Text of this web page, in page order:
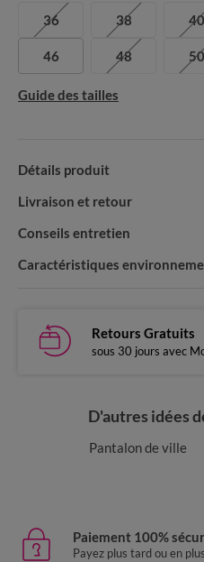
36 38 40
46 48 50
Guide des tailles
Détails produit
Livraison et retour
Conseils entretien
Caractéristiques
Retours Gratuits
sous 30 jours avec
D'autres idées
Pantalon de ville
Paiement 100%
Payez plus tard ou en